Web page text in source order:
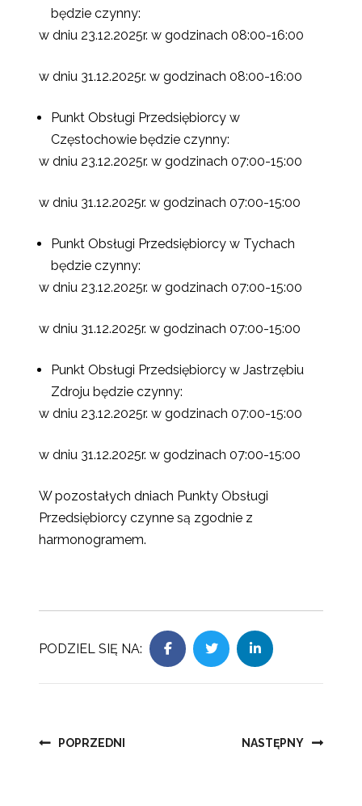
będzie czynny:
w dniu 23.12.2025r. w godzinach 08:00-16:00
w dniu 31.12.2025r. w godzinach 08:00-16:00
Punkt Obsługi Przedsiębiorcy w
Częstochowie będzie czynny:
w dniu 23.12.2025r. w godzinach 07:00-15:00
w dniu 31.12.2025r. w godzinach 07:00-15:00
Punkt Obsługi Przedsiębiorcy w Tychach
będzie czynny:
w dniu 23.12.2025r. w godzinach 07:00-15:00
w dniu 31.12.2025r. w godzinach 07:00-15:00
Punkt Obsługi Przedsiębiorcy w Jastrzębiu
Zdroju będzie czynny:
w dniu 23.12.2025r. w godzinach 07:00-15:00
w dniu 31.12.2025r. w godzinach 07:00-15:00
W pozostałych dniach Punkty Obsługi
Przedsiębiorcy czynne są zgodnie z
harmonogramem.
PODZIEL SIĘ NA:
Nawigacja
POPRZEDNI NASTĘPNY